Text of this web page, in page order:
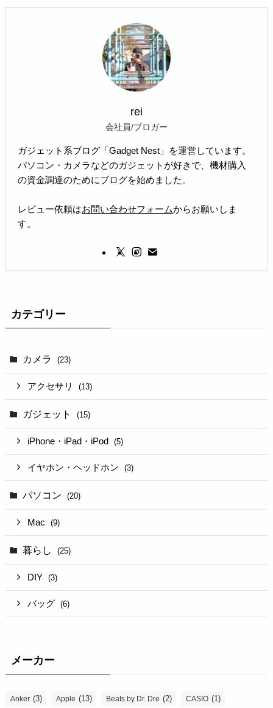
rei
会社員/ブロガー
ガジェット系ブログ「Gadget Nest」を運営しています。
パソコン・カメラなどのガジェットが好きで、機材購入
の資金調達のためにブログを始めました。
レビュー依頼はお問い合わせフォームからお願いしま
す。
カテゴリー
カメラ (23)
アクセサリ (13)
ガジェット (15)
iPhone・iPad・iPod (5)
イヤホン・ヘッドホン (3)
パソコン (20)
Mac (9)
暮らし (25)
DIY (3)
バッグ (6)
メーカー
Anker (3) Apple (13) Beats by Dr. Dre (2) CASIO (1)